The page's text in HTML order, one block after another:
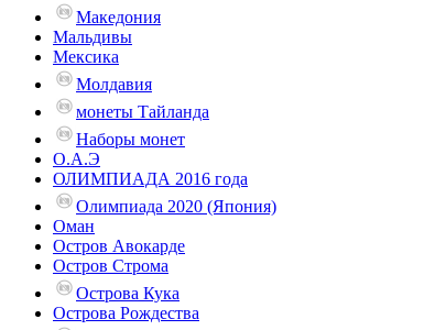
Македония
Мальдивы
Мексика
Молдавия
монеты Тайланда
Наборы монет
О.А.Э
ОЛИМПИАДА 2016 года
Олимпиада 2020 (Япония)
Оман
Остров Авокарде
Остров Строма
Острова Кука
Острова Рождества